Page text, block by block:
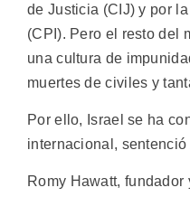
de Justicia (CIJ) y por
(CPI). Pero el resto del
una cultura de
muertes de civiles y
Por ello, Israel se ha
internacional, sentenció
Romy Hawatt, fundador